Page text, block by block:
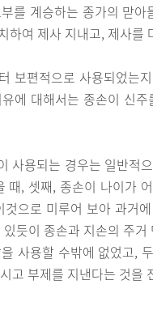
를 계승하는 종가의 맏
하여 제사 지내고, 제사를
보편적으로 사용되었는
에 대해서는 종손이 신
사용되는 경우는 일반적
때, 셋째, 종손이 나이가
것으로 미루어 보아 과거
듯이 종손과 지손의 주
사용할 수밖에 없었고,
고 부제를 지낸다는 것을